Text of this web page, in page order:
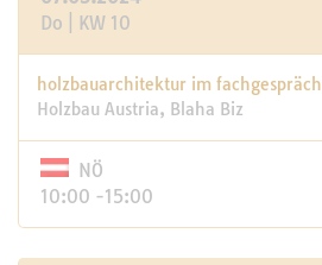
Do | KW 10
holzbauarchitektur im fachgespräch
Holzbau Austria, Blaha Biz
NÖ
10:00 -15:00